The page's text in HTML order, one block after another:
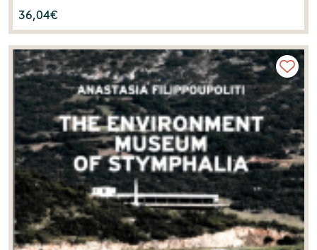
36,04€